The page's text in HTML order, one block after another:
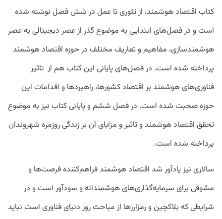
کتاب اقتصاد هوشمند، از تئوری تا عمل در شش فصل نوشته شده
است و در فصل‌های ابتدایی به موضوع گذر از عصر دیجیتالی به عصر
هوشمندسازی، مفاهیم و تعاریف مختلف در حوزه اقتصاد هوشمند
پرداخته شده است. در فصل‌های پایانی این کتاب هم از تاثیر
فناوری‌های هوشمند بر اقتصاد کشورها، راهبردها و اقدامات این
حوزه صحبت شده است. در فصل ششم و پایانی کتاب نیز به موضوع
تحقق اقتصاد هوشمند و تاثیر و مزایای آن بر زندگی روزمره شهروندان
پرداخته شده است.
سالاری نیز یادآور شد اقتصاد هوشمند فراهم‌کننده فرصت‌ها و
مشوقی برای سرمایه‌گذاری‌های هوشمندانه و سودآور است و در
شرایطی که بلاکچین و رمزارزها از مباحث روز دنیای فناوری است نباید